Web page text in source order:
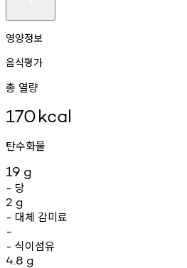
영양정보
음식평가
총 열량
170kcal
탄수화물
19 g
- 당
2 g
- 대체 감미료
-
- 식이섬유
4.8 g